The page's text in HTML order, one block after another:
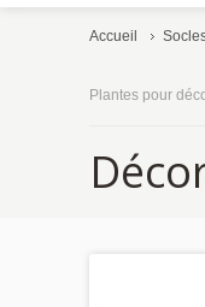
Accueil
Plantes pour